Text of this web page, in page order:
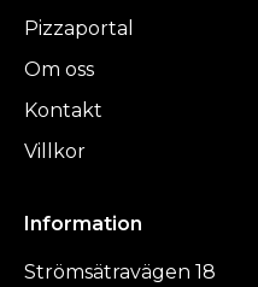
Pizzaportal
Om oss
Kontakt
Villkor
Information
Strömsätravägen 18